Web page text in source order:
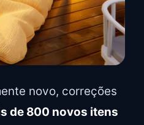
novo, correções
de 800 novos itens